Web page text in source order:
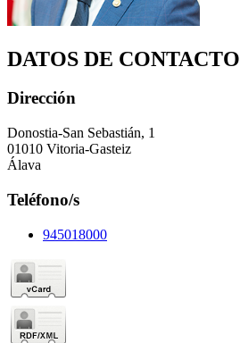
DATOS DE CONTACTO
Dirección
Donostia-San Sebastián, 1
01010 Vitoria-Gasteiz
Álava
Teléfono/s
945018000